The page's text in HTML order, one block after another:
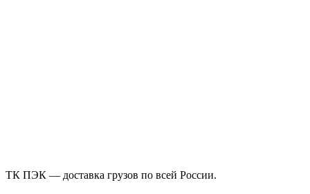
ТК ПЭК — доставка грузов по всей России.